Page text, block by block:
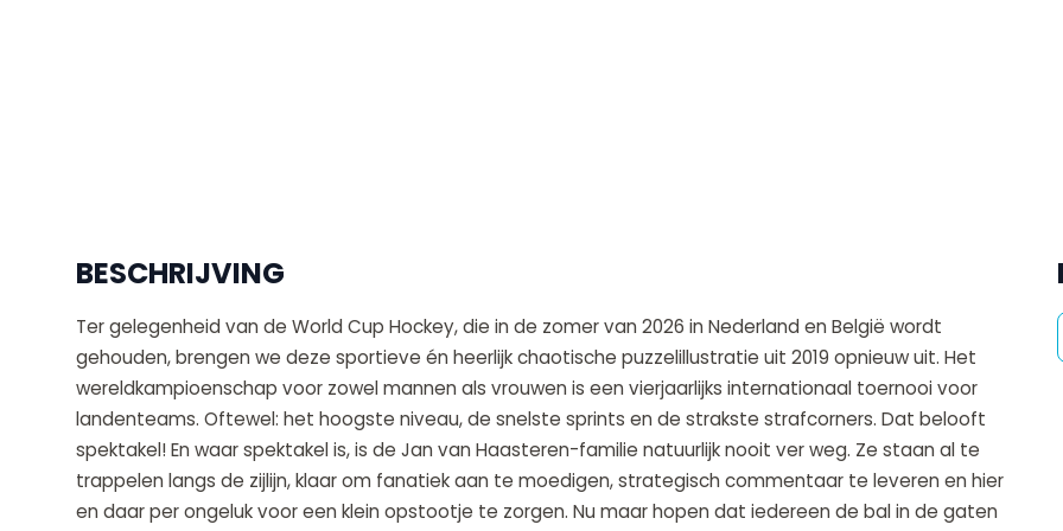
BESCHRIJVING
Ter gelegenheid van de World Cup Hockey, die in de zomer van 2026 in Nederland en België wordt
gehouden, brengen we deze sportieve én heerlijk chaotische puzzelillustratie uit 2019 opnieuw uit. Het
wereldkampioenschap voor zowel mannen als vrouwen is een vierjaarlijks internationaal toernooi voor
landenteams. Oftewel: het hoogste niveau, de snelste sprints en de strakste strafcorners. Dat belooft
spektakel! En waar spektakel is, is de Jan van Haasteren-familie natuurlijk nooit ver weg. Ze staan al te
trappelen langs de zijlijn, klaar om fanatiek aan te moedigen, strategisch commentaar te leveren en hier
en daar per ongeluk voor een klein opstootje te zorgen. Nu maar hopen dat iedereen de bal in de gaten